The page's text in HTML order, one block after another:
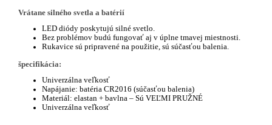
Vrátane silného svetla a batérií
LED diódy poskytujú silné svetlo.
Bez problémov budú fungovať aj v úplne tmavej miestnosti.
Rukavice sú pripravené na použitie, sú súčasťou balenia.
špecifikácia:
Univerzálna veľkosť
Napájanie: batéria CR2016 (súčasťou balenia)
Materiál: elastan + bavlna – Sú VEĽMI PRUŽNÉ
Univerzálna veľkosť